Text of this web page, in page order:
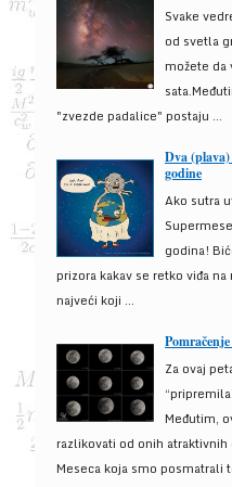
Svake
od svetla
možete
"zvezde padalice" postaju ...
Dva (plava)
godine
Ako sutra
godina!
prizora kakav se retko viđa
najveći koji ...
Za ovaj
Međutim,
razlikovati od onih
Meseca koja smo posmatrali